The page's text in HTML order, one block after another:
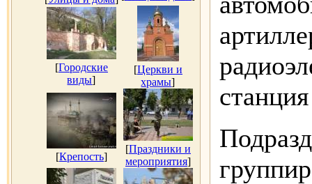
[Городские
виды]
[Церкви и
храмы]
[Крепость]
[Праздники и
мероприятия]